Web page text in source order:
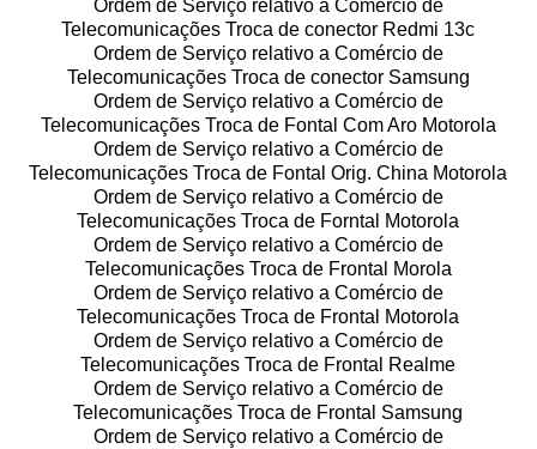
Ordem de Serviço relativo a Comércio de
Telecomunicações Troca de conector Redmi 13c
Ordem de Serviço relativo a Comércio de
Telecomunicações Troca de conector Samsung
Ordem de Serviço relativo a Comércio de
Telecomunicações Troca de Fontal Com Aro Motorola
Ordem de Serviço relativo a Comércio de
Telecomunicações Troca de Fontal Orig. China Motorola
Ordem de Serviço relativo a Comércio de
Telecomunicações Troca de Forntal Motorola
Ordem de Serviço relativo a Comércio de
Telecomunicações Troca de Frontal Morola
Ordem de Serviço relativo a Comércio de
Telecomunicações Troca de Frontal Motorola
Ordem de Serviço relativo a Comércio de
Telecomunicações Troca de Frontal Realme
Ordem de Serviço relativo a Comércio de
Telecomunicações Troca de Frontal Samsung
Ordem de Serviço relativo a Comércio de